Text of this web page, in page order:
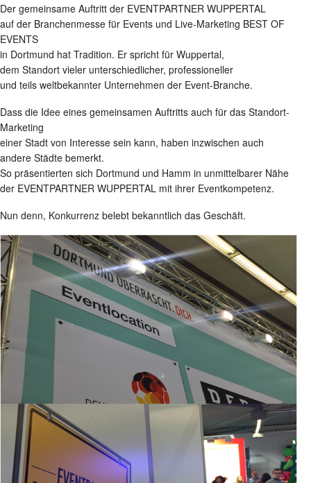
Der gemeinsame Auftritt der EVENTPARTNER WUPPERTAL
auf der Branchenmesse für Events und Live-Marketing BEST OF
EVENTS
in Dortmund hat Tradition. Er spricht für Wuppertal,
dem Standort vieler unterschiedlicher, professioneller
und teils weltbekannter Unternehmen der Event-Branche.
Dass die Idee eines gemeinsamen Auftritts auch für das Standort-
Marketing
einer Stadt von Interesse sein kann, haben inzwischen auch
andere Städte bemerkt.
So präsentierten sich Dortmund und Hamm in unmittelbarer Nähe
der EVENTPARTNER WUPPERTAL mit ihrer Eventkompetenz.
Nun denn, Konkurrenz belebt bekanntlich das Geschäft.